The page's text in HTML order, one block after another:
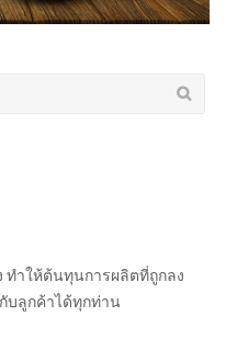
ทำให้ต้นทุนการผลิตที่ถูกลง
บลูกค้าได้ทุกท่าน